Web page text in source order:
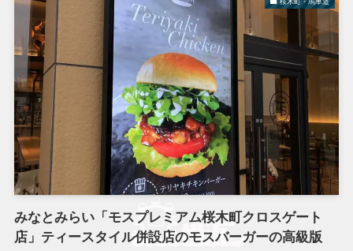
桜木町・馬車道
みなとみらい「モスプレミアム桜木町クロスゲート
店」ティースタイル併設店のモスバーガーの高級版